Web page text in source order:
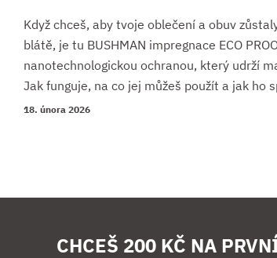
Když chceš, aby tvoje oblečení a obuv
blátě, je tu BUSHMAN impregnace ECO
nanotechnologickou ochranou, který udrží
Jak funguje, na co jej můžeš použít a jak ho
18. února 2026
CHCEŠ 200 KČ NA